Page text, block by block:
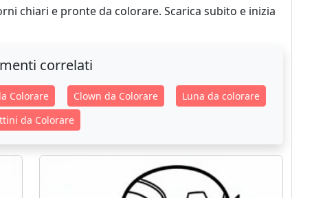
chiari e pronte da colorare. Scarica subito e inizia
correlati
Colorare Clown da Colorare
Luna da colorare
da Colorare